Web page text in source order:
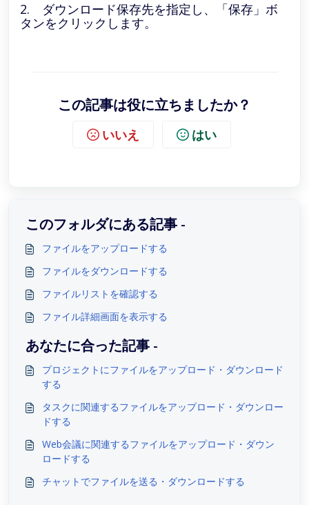
2. ダウンロード保存先を指定し、「保存」ボ
タンをクリックします。
この記事は役に立ちましたか？
いいえ はい
このフォルダにある記事 -
ファイルをアップロードする
ファイルをダウンロードする
ファイルリストを確認する
ファイル詳細画面を表示する
あなたに合った記事 -
プロジェクトにファイルをアップロード・ダウンロード
する
タスクに関連するファイルをアップロード・ダウンロー
ドする
Web会議に関連するファイルをアップロード・ダウン
ロードする
チャットでファイルを送る・ダウンロードする